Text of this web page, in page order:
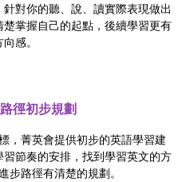
對你的聽、說、讀實際表現做出
掌握自己的起點，後續學習更有
感。
徑初步規劃
，菁英會提供初步的英語學習建
節奏的安排，找到學習英文的方
步路徑有清楚的規劃。